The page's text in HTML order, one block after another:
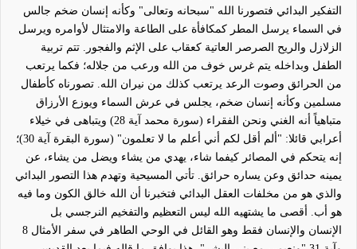
التفكير البدائي فتصورنا الله "سبحانه وتعالى" وكأنه إنسان ضخم جالس
في السماء يرسل المطر كمكافأة على الطاعة والامتثال لأوامره ويرسل
الزلازل والريح الصرصر العاتية كعقاب على الإثم والفجور. تتم تربية
الطفل وبداخله يتم غرس خوف من الله ورعب من جلاله؛ فكما يرتعب
من الحرائق وصوت الرعد يرتعب كذلك من نيران الله. تصورناه كأطفال
مسلمين وكأنه إنسان ضخم، يجلس في عرش السماء ويوزع الأرزاق
متباهياً أنه الغني ونحن الفقراء (سورة محمد آية 28) ويتباهى في خيلاء
أعرابي قائلا: "ألم أقل لكم أني أعلم ما لا تعلمون" (سورة البقرة آية 30)؛
إنه يتحكم في المصائر كيفما شاء، يهدي من يشاء ويضل من يشاء، عن
يمينه حدائق وعن يساره حرائق. تأتي المسيحية وتهدم هذا التصور البدائي
والذي هو من مخلفات العقل البدائي فتخبرنا أن الله خالق الكون وما فيه
هو أب. أقصى ما يشتهيه الله ليس التعظيم والتفخيم النرجسي بل
الإنسان والإنسان فقط وهو القائل في الوحي الطاهر في سفر الأمثال 8